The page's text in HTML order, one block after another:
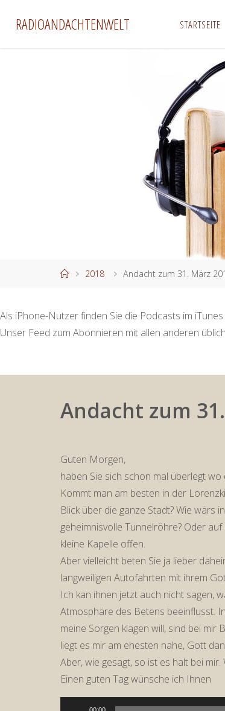
InhaltRADIOANDACHTENWELT STARTSEITE
Start2018 Andacht zum 31. März
Als iPhone-Nutzer finden Sie die Podcasts im
Unser Feed zum Abonnieren mit allen anderen
Andacht zum
Guten Morgen,
haben Sie sich schon mal überlegt
Kommt man am besten in der
Blick über die ganze Stadt? Wie wärs
geheimnisvolle Tunnelröhre? Oder
kleine Kapelle offen.
Aber vielleicht beten Sie ja lieber
langweiligen Autofahrten mit ihrem
Ich kan ihnen jetzt auch nicht sagen,
Atmosphäre des Betens beeinflusst.
meine Sorgen klagen will, sind bei mir
liegt es mir am ehesten nahe, Gott
Aber, wie gesagt, so ist es halt bei
Einen guten Tag wünsche ich Ihnen